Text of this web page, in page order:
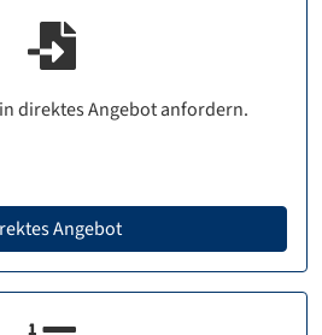
direktes Angebot anfordern.
Angebot